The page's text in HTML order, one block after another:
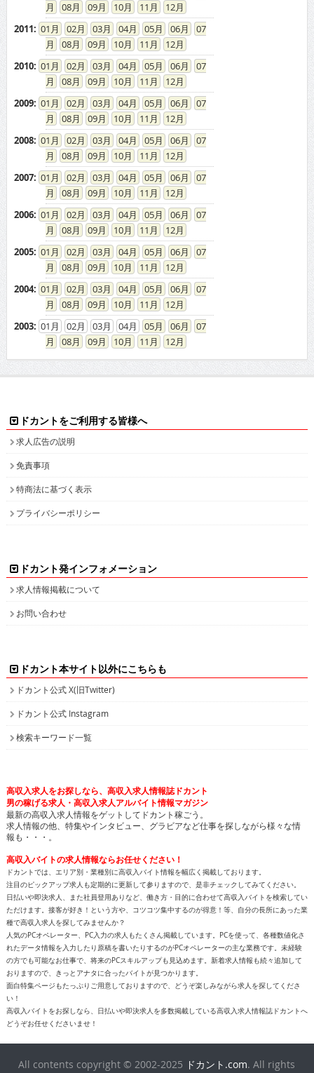
08
09 10 11
12
2011: 01 02 03 04 05 06
07
08
09 10 11
12
2010: 01 02 03 04 05 06
07
08
09 10 11
12
2009: 01 02 03 04 05 06
07
08
09 10 11
12
2008: 01 02 03 04 05 06
07
08
09 10 11
12
2007: 01 02 03 04 05 06
07
08
09 10 11
12
2006: 01 02 03 04 05 06
07
08
09 10 11
12
2005: 01 02 03 04 05 06
07
08
09 10 11
12
2004: 01 02 03 04 05 06
07
08
09 10 11
12
2003: 01 02 03 04 05 06
07
08
09 10 11 12
ドカントをご利用する皆様へ
求人広告の説明
免責事項
特商法に基づく表示
プライバシーポリシー
ドカント発インフォメーション
求人情報掲載について
お問い合わせ
ドカント本サイト以外にこちらも
ドカント公式 X(旧Twitter)
ドカント公式 Instagram
検索キーワード一覧
高収入求人をお探しなら、高収入求人情報誌ドカント
男の稼げる求人・高収入求人アルバイト情報マガジン
最新の高収入求人情報をゲットしてドカント稼ごう。
求人情報の他、特集やインタビュー、グラビアなど仕事を探しながら様々な情
報も・・・。
高収入バイトの求人情報ならお任せください！
ドカントでは、エリア別・業種別に高収入バイト情報を幅広く掲載しております。
注目のピックアップ求人も定期的に更新して参りますので、是非チェックしてみてください。
日払いや即決求人、また社員登用ありなど、働き方・目的に合わせて高収入バイトを検索してい
ただけます。接客が好き！という方や、コツコツ集中するのが得意！等、自分の長所にあった業
種で高収入求人を探してみませんか？
人気のPCオペレーター、PC入力の求人もたくさん掲載しています。PCを使って、各種数値化さ
れたデータ情報を入力したり原稿を書いたりするのがPCオペレーターの主な業務です。未経験
の方でも可能なお仕事で、将来のPCスキルアップも見込めます。新着求人情報も続々追加して
おりますので、きっとアナタに合ったバイトが見つかります。
面白特集ページもたっぷりご用意しておりますので、どうぞ楽しみながら求人を探してくださ
い！
高収入バイトをお探しなら、日払いや即決求人を多数掲載している高収入求人情報誌ドカントへ
どうぞお任せくださいませ！
All contents copyright © 2002-2025 ドカント.com. All rights